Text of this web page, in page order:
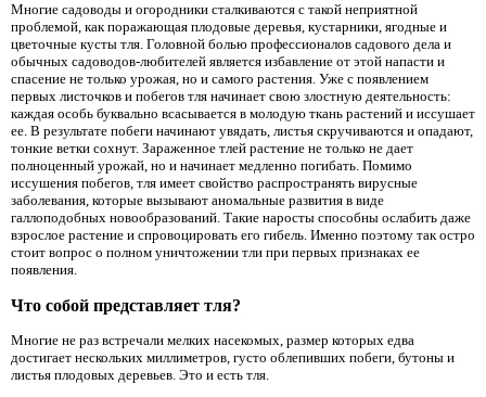
Многие садоводы и огородники сталкиваются с такой неприятной
проблемой, как поражающая плодовые деревья, кустарники, ягодные и
цветочные кусты тля. Головной болью профессионалов садового дела и
обычных садоводов-любителей является избавление от этой напасти и
спасение не только урожая, но и самого растения. Уже с появлением
первых листочков и побегов тля начинает свою злостную деятельность:
каждая особь буквально всасывается в молодую ткань растений и иссушает
ее. В результате побеги начинают увядать, листья скручиваются и опадают,
тонкие ветки сохнут. Зараженное тлей растение не только не дает
полноценный урожай, но и начинает медленно погибать. Помимо
иссушения побегов, тля имеет свойство распространять вирусные
заболевания, которые вызывают аномальные развития в виде
галлоподобных новообразований. Такие наросты способны ослабить даже
взрослое растение и спровоцировать его гибель. Именно поэтому так остро
стоит вопрос о полном уничтожении тли при первых признаках ее
появления.
Что собой представляет тля?
Многие не раз встречали мелких насекомых, размер которых едва
достигает нескольких миллиметров, густо облепивших побеги, бутоны и
листья плодовых деревьев. Это и есть тля.